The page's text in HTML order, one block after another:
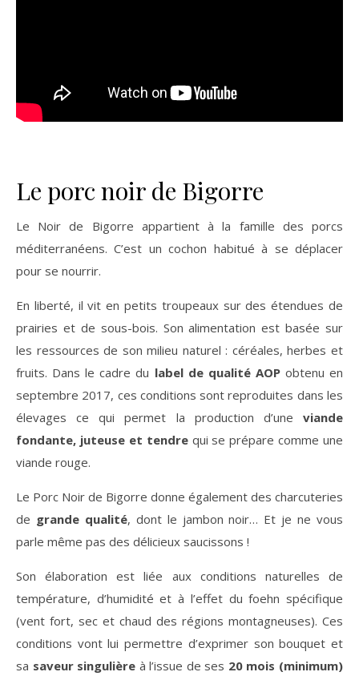
Le porc noir de Bigorre
Le Noir de Bigorre appartient à la famille des porcs
méditerranéens. C’est un cochon habitué à se déplacer
pour se nourrir.
En liberté, il vit en petits troupeaux sur des étendues de
prairies et de sous-bois. Son alimentation est basée sur
les ressources de son milieu naturel : céréales, herbes et
fruits. Dans le cadre du label de qualité AOPobtenu en
septembre 2017, ces conditions sont reproduites dans les
élevages ce qui permet la production d’une viande
fondante, juteuse et tendrequi se prépare comme une
viande rouge.
Le Porc Noir de Bigorre donne également des charcuteries
de grande qualité, dont le jambon noir… Et je ne vous
parle même pas des délicieux saucissons !
Son élaboration est liée aux conditions naturelles de
température, d’humidité et à l’effet du foehn spécifique
(vent fort, sec et chaud des régions montagneuses). Ces
conditions vont lui permettre d’exprimer son bouquet et
sa saveur singulière à l’issue de ses 20 mois (minimum)